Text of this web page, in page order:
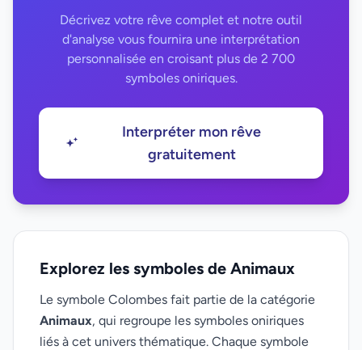
Décrivez votre rêve complet et notre outil
d'analyse vous fournira une interprétation
personnalisée en croisant plus de 2 700
symboles oniriques.
Interpréter mon rêve
gratuitement
Explorez les symboles de Animaux
Le symbole Colombes fait partie de la catégorie
Animaux, qui regroupe les symboles oniriques
liés à cet univers thématique. Chaque symbole